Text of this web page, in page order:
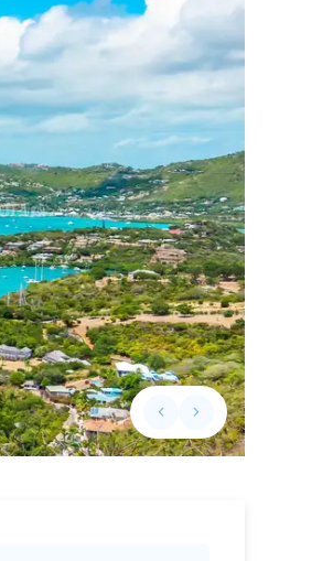
keyboard_arrow_leftPrevious slide
keyboard_arrow_rightNext slide